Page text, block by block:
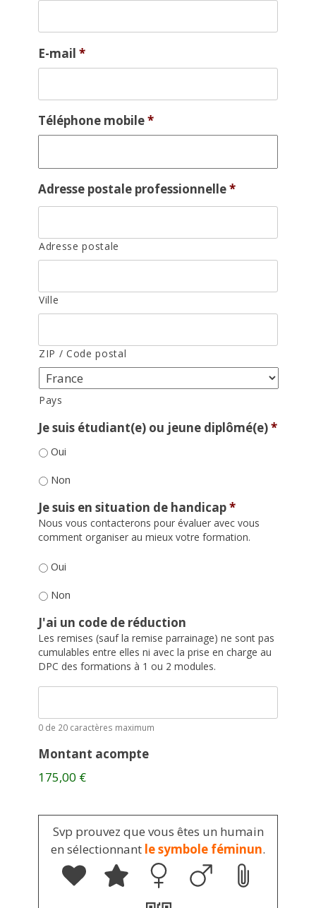
E-mail *
Téléphone mobile*
Adresse postale professionnelle*
Adresse postale
Ville
ZIP / Code postal
Pays
Je suis étudiant(e) ou jeune diplômé(e)*
Oui
Non
Je suis en situation de handicap*
Nous vous contacterons pour évaluer avec vous
comment organiser au mieux votre formation.
Oui
Non
J'ai un code de réduction
Les remises (sauf la remise parrainage) ne sont pas
cumulables entre elles ni avec la prise en charge au
DPC des formations à 1 ou 2 modules.
0 de 20 caractères maximum
Montant acompte
175,00 €
Svp prouvez que vous êtes un humain
en sélectionnant le symbole féminun.